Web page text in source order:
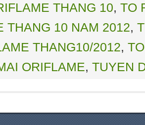
THANG 10, TO
THANG 10 NAM 2012,
THANG10/2012,
ORIFLAME, TUYEN